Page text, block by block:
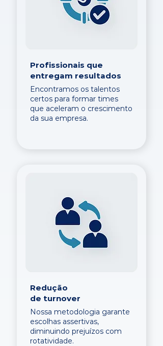
Profissionais que
entregam resultados
Encontramos os talentos
certos para formar times
que aceleram o crescimento
da sua empresa.
Redução
de turnover
Nossa metodologia garante
escolhas assertivas,
diminuindo prejuízos com
rotatividade.